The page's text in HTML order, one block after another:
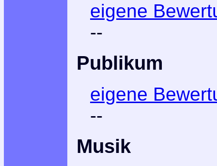
eigene
--
Publikum
eigene
--
Musik